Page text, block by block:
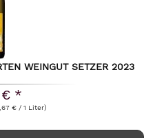
WEINGUT SETZER 2023
€ *
€ / 1 Liter)